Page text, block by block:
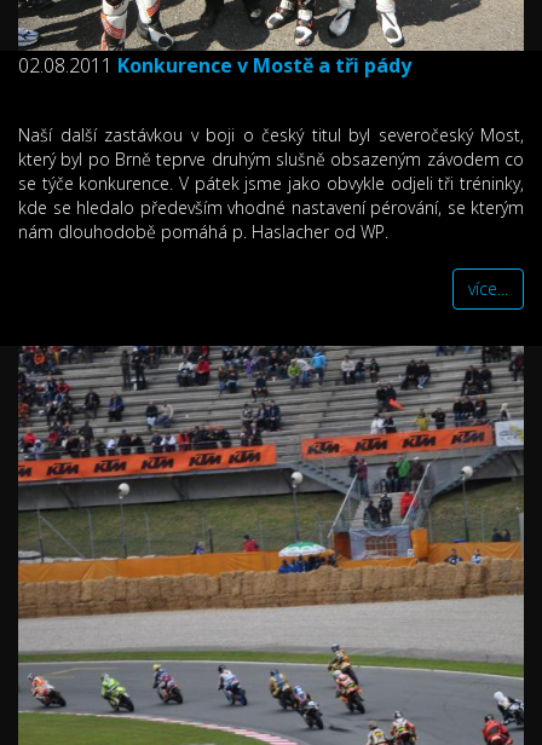
02.08.2011 Konkurence v Mostě a tři pády
Naší další zastávkou v boji o český titul byl severočeský Most,
který byl po Brně teprve druhým slušně obsazeným závodem co
se týče konkurence. V pátek jsme jako obvykle odjeli tři tréninky,
kde se hledalo především vhodné nastavení pérování, se kterým
nám dlouhodobě pomáhá p. Haslacher od WP.
více...